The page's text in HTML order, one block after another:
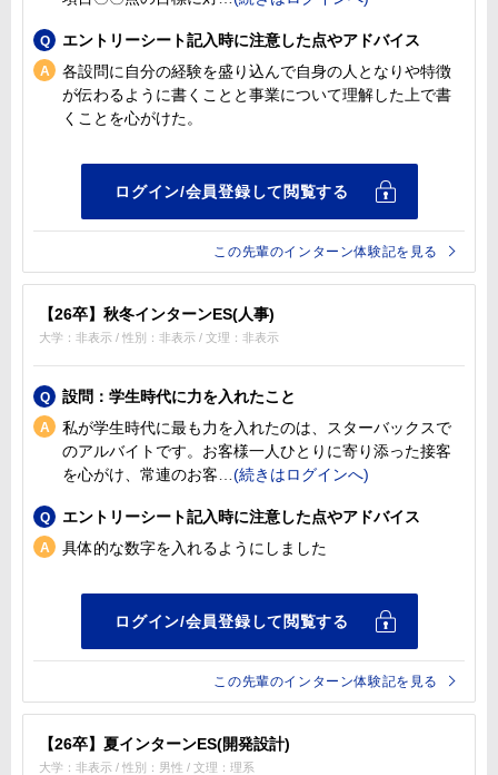
エントリーシート記入時に注意した点やアドバイス
各設問に自分の経験を盛り込んで自身の人となりや特徴
が伝わるように書くことと事業について理解した上で書
くことを心がけた。
この先輩のインターン体験記を見る
【26卒】秋冬インターンES(人事)
大学：非表示 / 性別：非表示 / 文理：非表示
設問：学生時代に力を入れたこと
私が学生時代に最も力を入れたのは、スターバックスで
のアルバイトです。お客様一人ひとりに寄り添った接客
を心がけ、常連のお客
エントリーシート記入時に注意した点やアドバイス
具体的な数字を入れるようにしました
この先輩のインターン体験記を見る
【26卒】夏インターンES(開発設計)
大学：非表示 / 性別：男性 / 文理：理系